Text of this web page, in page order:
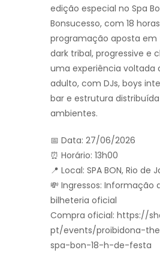
edição especial no Spa
Bonsucesso, com 18
programação aposta em
dark tribal, progressive e
uma experiência voltada
adulto, com DJs, boys
bar e estrutura
ambientes.
📅 Data: 27/06/2026
⏰ Horário: 13h00
📍 Local: SPA BON, Rio de
💸 Ingressos: Informação
bilheteria oficial
Compra oficial: https://
pt/events/proibidona-
spa-bon-18-h-de-festa